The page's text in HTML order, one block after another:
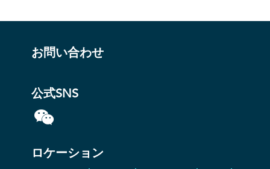
お問い合わせ
公式SNS
ロケーション